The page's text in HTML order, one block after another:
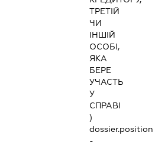
ТРЕТІЙ
ЧИ
ІНШІЙ
ОСОБІ,
ЯКА
БЕРЕ
УЧАСТЬ
У
СПРАВІ
)
dossier.position
-